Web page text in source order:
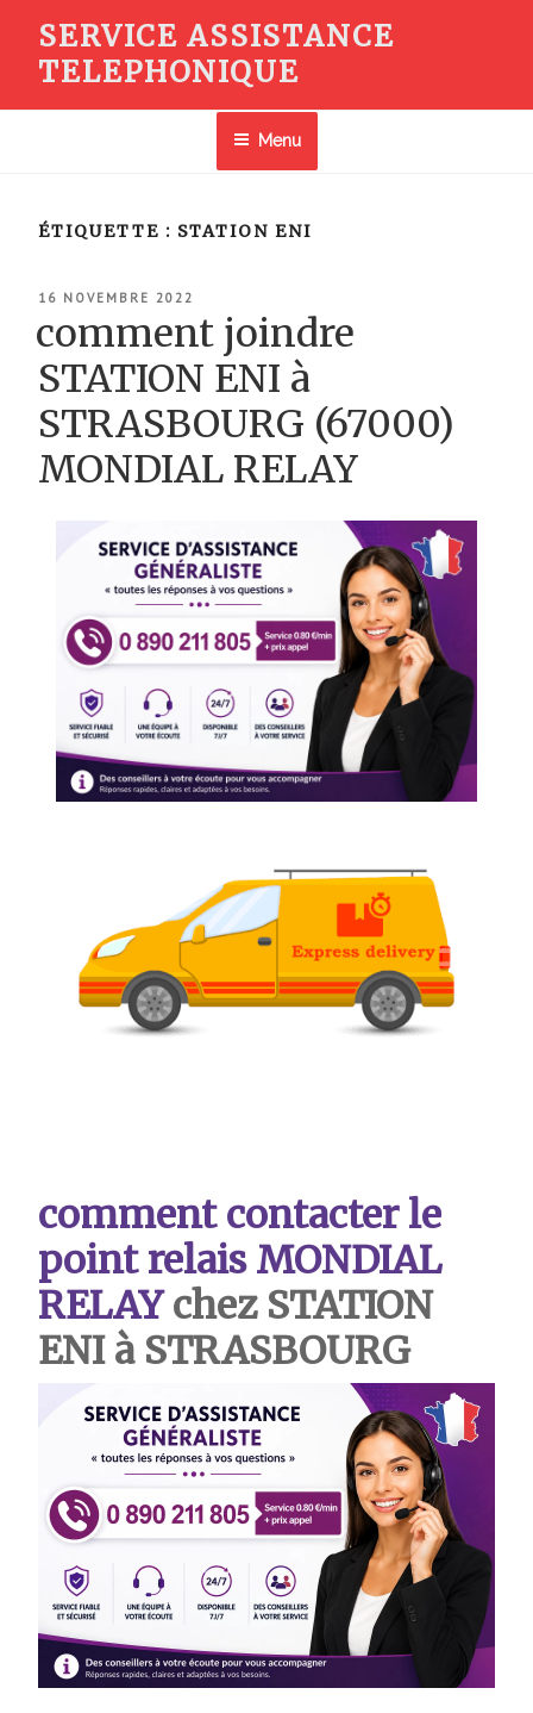
contenu
SERVICE ASSISTANCE
TELEPHONIQUE
Menu
ÉTIQUETTE : STATION ENI
PUBLIÉ
16 NOVEMBRE 2022
comment joindre
STATION ENI à
STRASBOURG (67000)
MONDIAL RELAY
comment contacter le
point relais MONDIAL
RELAYchez STATION
ENI à STRASBOURG